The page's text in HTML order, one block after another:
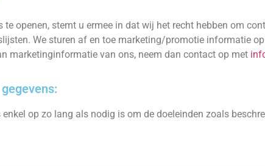
te openen, stemt u ermee in dat wij het recht hebben om
We sturen af en toe marketing/promotie informatie
marketinginformatie van ons, neem dan contact op met
op zo lang als nodig is om de doeleinden zoals